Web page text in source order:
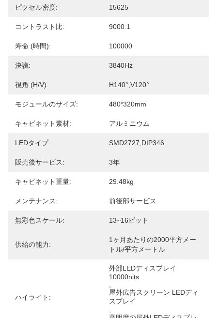
ピクセル密度: 15625
コントラスト比: 9000:1
寿命 (時間): 100000
決議: 3840Hz
視角 (H/V): H140°,V120°
モジュールのサイズ: 480*320mm
キャビネット素材: アルミニウム
LEDタイプ: SMD2727,DIP346
販売後サービス: 3年
キャビネット重量: 29.48kg
メンテナンス: 前後部サービス
無彩色スケール: 13~16ビット
供給の能力:
1ヶ月あたりの2000平方メー
トル/平方メートル
ハイライト:
外部LEDディスプレイ
10000nits
屋外広告スクリーン LEDディ
スプレイ